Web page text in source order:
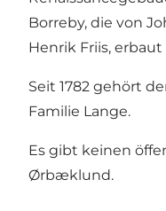
Borreby, die von
Henrik Friis,
Seit 1782 gehört
Familie Lange.
Es gibt keinen
Ørbæklund.